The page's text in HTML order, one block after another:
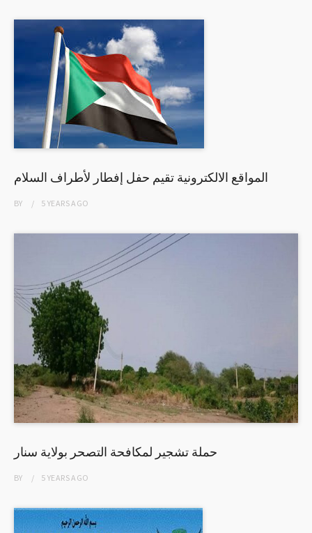
المواقع الالكترونية تقيم حفل إفطار لأطراف السلام
BY 5 YEARSAGO
حملة تشجير لمكافحة التصحر بولاية سنار
BY 5 YEARSAGO